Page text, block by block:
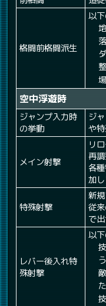
格闘前格闘派生
以
空中浮遊時
ジャンプ入力時
の挙動
ジ
や
メイン射撃
リ
再
各
加し
特殊射撃
新
従
で出
レバー後入れ特
殊射撃
以